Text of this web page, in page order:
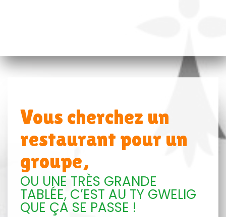
Vous cherchez un
restaurant pour un
groupe,
OU UNE TRÈS GRANDE
TABLÉE, C’EST AU TY GWELIG
QUE ÇA SE PASSE !